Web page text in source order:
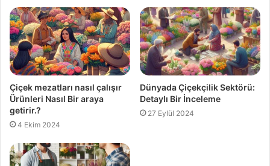
Çiçek mezatları nasıl çalışır
Ürünleri Nasıl Bir araya
getirir.?
4 Ekim 2024
Dünyada Çiçekçilik Sektörü:
Detaylı Bir İnceleme
27 Eylül 2024